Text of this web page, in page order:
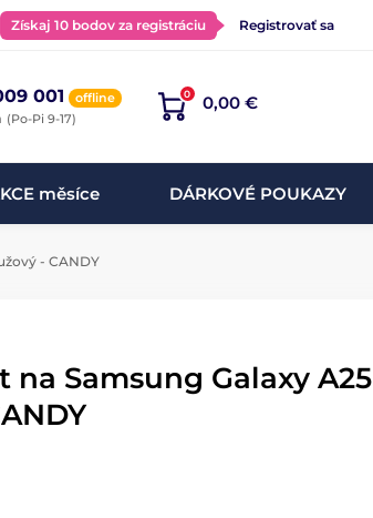
Získaj 10 bodov za registráciu Registrovať sa
001 offline
(Po-Pi 9-17)
0 0,00 €
měsíce DÁRKOVÉ POUKAZY
- CANDY
na Samsung Galaxy A25